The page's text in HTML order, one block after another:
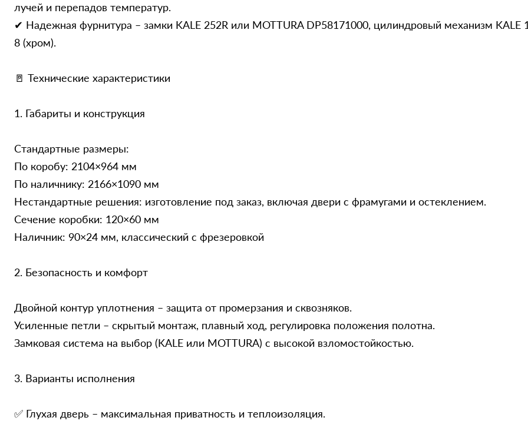
лучей и перепадов температур.
✔ Надежная фурнитура – замки KALE 252R или MOTTURA DP58171000, цилиндровый механизм KALE
8 (хром).
🚪 Технические характеристики
1. Габариты и конструкция
Стандартные размеры:
По коробу: 2104×964 мм
По наличнику: 2166×1090 мм
Нестандартные решения: изготовление под заказ, включая двери с фрамугами и остеклением.
Сечение коробки: 120×60 мм
Наличник: 90×24 мм, классический с фрезеровкой
2. Безопасность и комфорт
Двойной контур уплотнения – защита от промерзания и сквозняков.
Усиленные петли – скрытый монтаж, плавный ход, регулировка положения полотна.
Замковая система на выбор (KALE или MOTTURA) с высокой взломостойкостью.
3. Варианты исполнения
✅ Глухая дверь – максимальная приватность и теплоизоляция.